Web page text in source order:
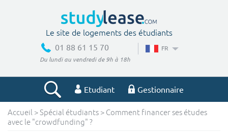
Le site de logements des étudiants
01 88 61 15 70
Du lundi au vendredi de 9h à 18h
FR
Etudiant Gestionnaire
Votre recherche
Accueil >Spécial étudiants > Comment financer ses études
avec le "crowdfunding" ?